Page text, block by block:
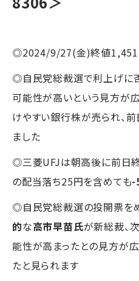
◎2024/9/27(金)終値
◎自民党総裁選で利上げに
可能性が高いという見方が
けやすい銀行株が売られ、
ました
◎三菱UFJは朝高後に前日
の配当落ち25円を含めても-
◎自民党総裁選の投開票を
的な高市早苗氏が新総裁、
能性が高まったとの見方が
たと見られます